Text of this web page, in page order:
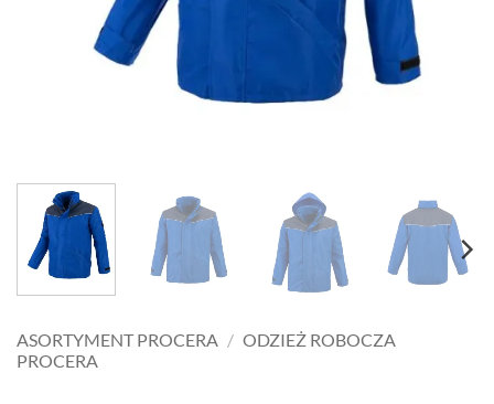
ASORTYMENT PROCERA / ODZIEŻ ROBOCZA
PROCERA